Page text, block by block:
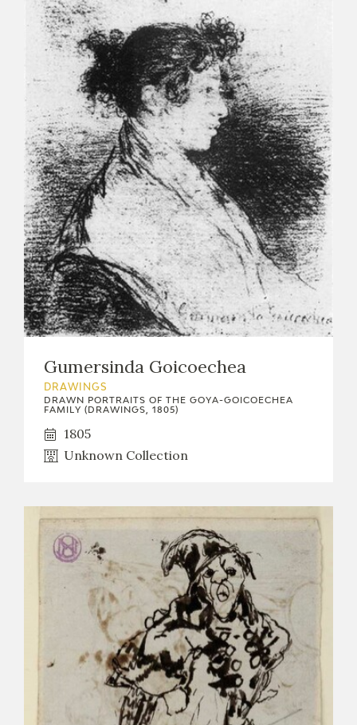
Gumersinda Goicoechea
DRAWINGS
DRAWN PORTRAITS OF THE GOYA-GOICOECHEA
FAMILY (DRAWINGS, 1805)
1805
Unknown Collection